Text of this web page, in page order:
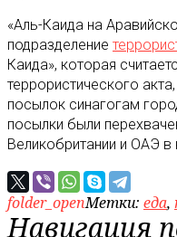
«Аль-Каида на
подразделение
Каида», которая
террористического
посылок синагогам
посылки были
Великобритании и ОАЭ в
folder_openМетки: еда,
Навигация